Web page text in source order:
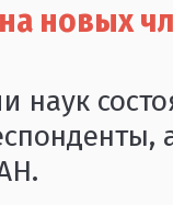
новых
наук